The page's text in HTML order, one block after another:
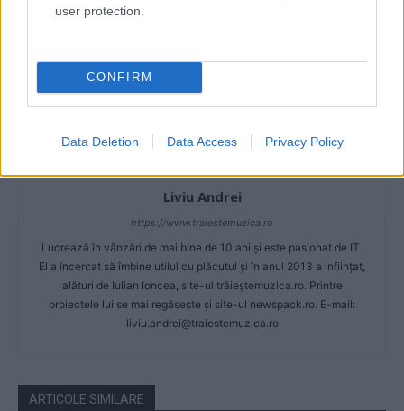
user protection.
CONFIRM
Data Deletion Data Access Privacy Policy
Liviu Andrei
https://www.traiestemuzica.ro
Lucrează în vânzări de mai bine de 10 ani și este pasionat de IT.
El a încercat să îmbine utilul cu plăcutul și în anul 2013 a inființat,
alături de Iulian Ioncea, site-ul trăieștemuzica.ro. Printre
proiectele lui se mai regăsește și site-ul newspack.ro. E-mail:
liviu.andrei@traiestemuzica.ro
ARTICOLE SIMILARE